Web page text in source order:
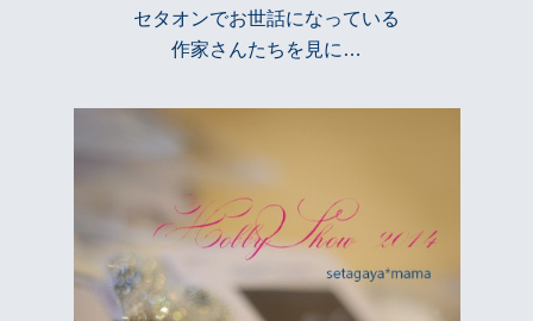
セタオンでお世話になっている
作家さんたちを見に…